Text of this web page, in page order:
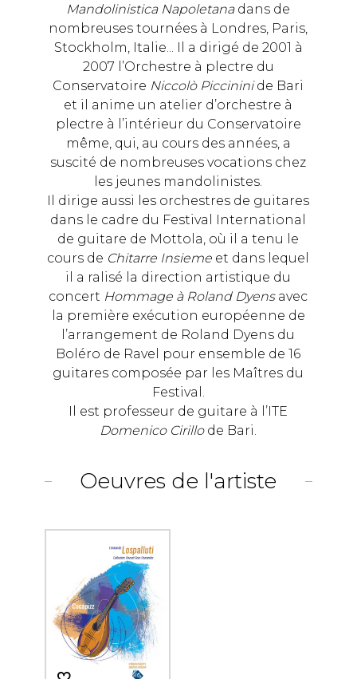
Mandolinistica Napoletanadans de
nombreuses tournées à Londres, Paris,
Stockholm, Italie... Il a dirigé de 2001 à
2007 l’Orchestre à plectre du
Conservatoire Niccolò Piccininide Bari
et il anime un atelier d’orchestre à
plectre à l’intérieur du Conservatoire
même, qui, au cours des années, a
suscité de nombreuses vocations chez
les jeunes mandolinistes.
Il dirige aussi les orchestres de guitares
dans le cadre du Festival International
de guitare de Mottola, où il a tenu le
cours de Chitarre Insieme et dans lequel
il a ralisé la direction artistique du
concert Hommage à Roland Dyensavec
la première exécution européenne de
l’arrangement de Roland Dyens du
Boléro de Ravel pour ensemble de 16
guitares composée par les Maîtres du
Festival.
Il est professeur de guitare à l’ITE
Domenico Cirillode Bari.
Oeuvres de l'artiste